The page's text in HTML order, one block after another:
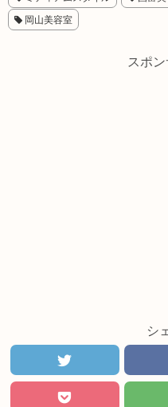
岡山美容室
スポ
シ